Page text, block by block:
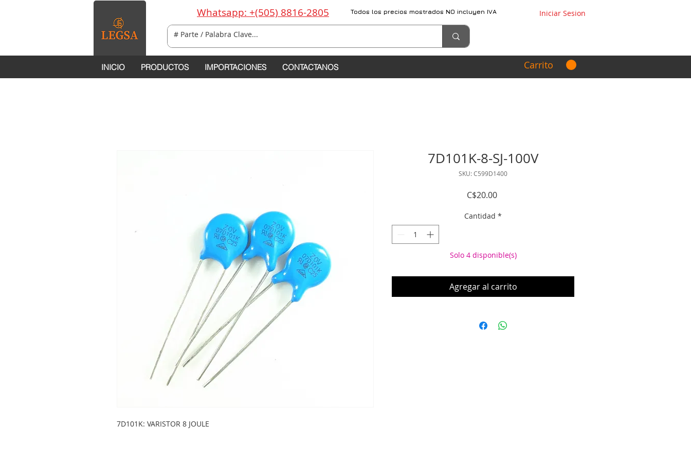
Whatsapp: +(505) 8816-2805 Todos los precios mostrados NO incluyen IVA Iniciar Sesion
INICIO PRODUCTOS IMPORTACIONES CONTACTANOS Carrito
7D101K: VARISTOR 8 JOULE
7D101K-8-SJ-100V
SKU: C599D1400
C$20.00Precio
Cantidad *
Solo 4 disponible(s)
Agregar al carrito